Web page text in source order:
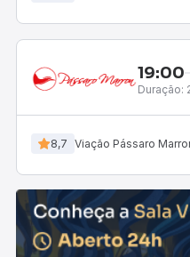
19:00
Duração:
8,7 Viação Pássaro